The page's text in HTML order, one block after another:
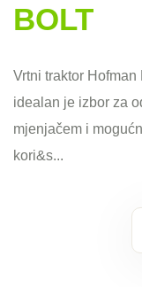
BOLT
Vrtni traktor
idealan je izbor za
mjenjačem i
kori&s...